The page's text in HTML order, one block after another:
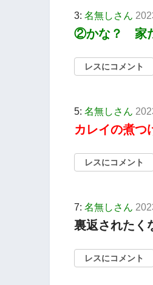
3: 名無しさん
②かな？ 家
レスにコメント
5: 名無しさん
カレイの煮つ
レスにコメント
7: 名無しさん
裏返されたく
レスにコメント